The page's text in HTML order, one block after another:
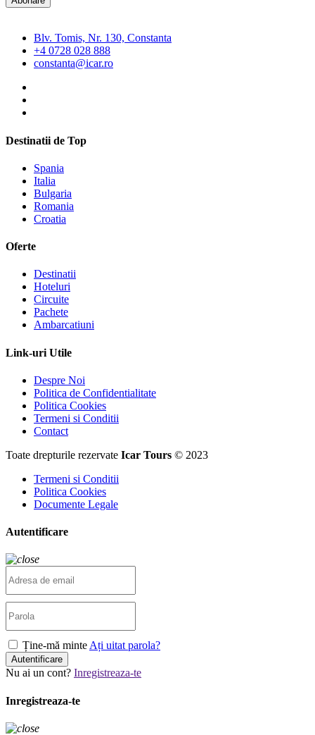
Blv. Tomis, Nr. 130, Constanta
+4 0728 028 888
constanta@icar.ro
Destinatii de Top
Spania
Italia
Bulgaria
Romania
Croatia
Oferte
Destinatii
Hoteluri
Circuite
Pachete
Ambarcatiuni
Link-uri Utile
Despre Noi
Politica de Confidentialitate
Politica Cookies
Termeni si Conditii
Contact
Toate drepturile rezervate Icar Tours © 2023
Termeni si Conditii
Politica Cookies
Documente Legale
Autentificare
Ține-mă minteAți uitat parola?
Autentificare
Nu ai un cont? Inregistreaza-te
Inregistreaza-te